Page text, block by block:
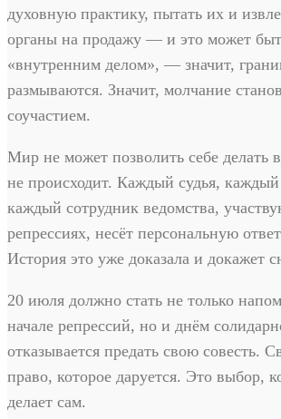
духовную практику, пытать их и
органы на продажу — и это может
«внутренним делом», — значит,
размываются. Значит, молчание
соучастием.
Мир не может позволить себе делать
не происходит. Каждый судья,
каждый сотрудник ведомства,
репрессиях, несёт персональную
История это уже доказала и докажет
20 июля должно стать не только
начале репрессий, но и днём
отказывается предать свою совесть.
право, которое даруется. Это выбор,
делает сам.